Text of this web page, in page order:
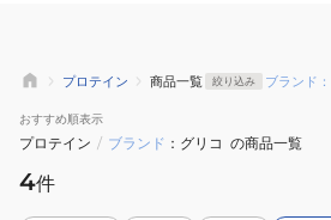
プロテイン 商品一覧 絞り込み ブランド：
おすすめ順表示
プロテイン / ブランド グリコ の商品一覧
4件